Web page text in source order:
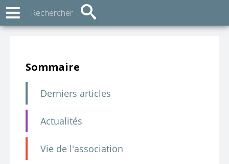
Sommaire
Derniers articles
Actualités
Vie de l'association